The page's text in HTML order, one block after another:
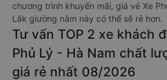
chương trình khuyến mãi, giá vé Xe
Lắk giường nằm này có thể sẽ rẻ hơn.
Tư vấn TOP 2 xe khách
Phủ Lý - Hà Nam chất
giá rẻ nhất 08/2026